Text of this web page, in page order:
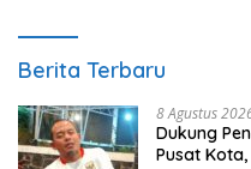
Berita Terbaru
8 Agustus
Dukung
Pusat